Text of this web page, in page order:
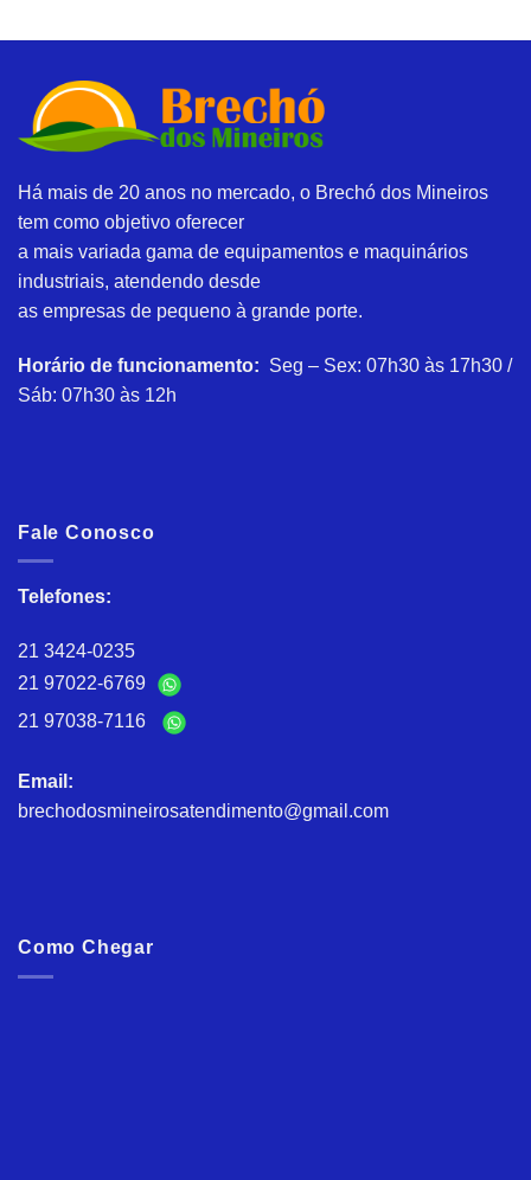
Há mais de 20 anos no mercado, o Brechó dos Mineiros
tem como objetivo oferecer
a mais variada gama de equipamentos e maquinários
industriais, atendendo desde
as empresas de pequeno à grande porte.
Horário de funcionamento: Seg – Sex: 07h30 às 17h30 /
Sáb: 07h30 às 12h
Fale Conosco
Telefones:
21 3424-0235
21 97022-6769
21 97038-7116
Email:
brechodosmineirosatendimento@gmail.com
Como Chegar